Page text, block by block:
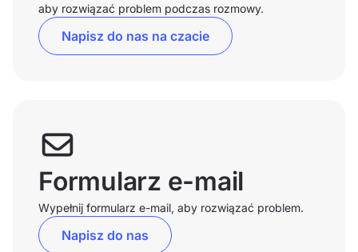
aby rozwiązać problem podczas rozmowy.
Napisz do nas na czacie
Formularz e-mail
Wypełnij formularz e-mail, aby rozwiązać problem.
Napisz do nas